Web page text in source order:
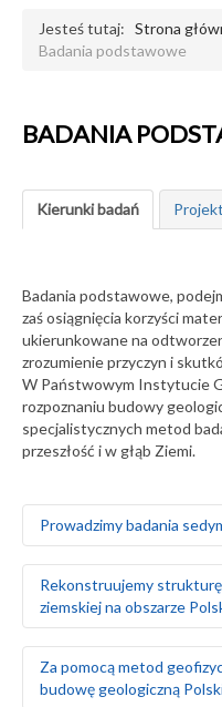
Jesteś tutaj: Strona
Badania podstawowe
BADANIA
Kierunki badań
Badania podstawowe,
zaś osiągnięcia korzyści
ukierunkowane na
zrozumienie przyczyn i
W Państwowym Instytucie
rozpoznaniu budowy
specjalistycznych metod
przeszłość i w głąb Ziemi.
Prowadzimy badania
występujących na
powierzchni ziemi, jak i
Za pomocą badań
makroflorystycznych,
oraz palinologicznych
Tworzymy podziały
Rekonstruujemy
ziemskiej na obszarze
podstawie analizy
powierzchniowych i
Za pomocą metod
budowę geologiczną